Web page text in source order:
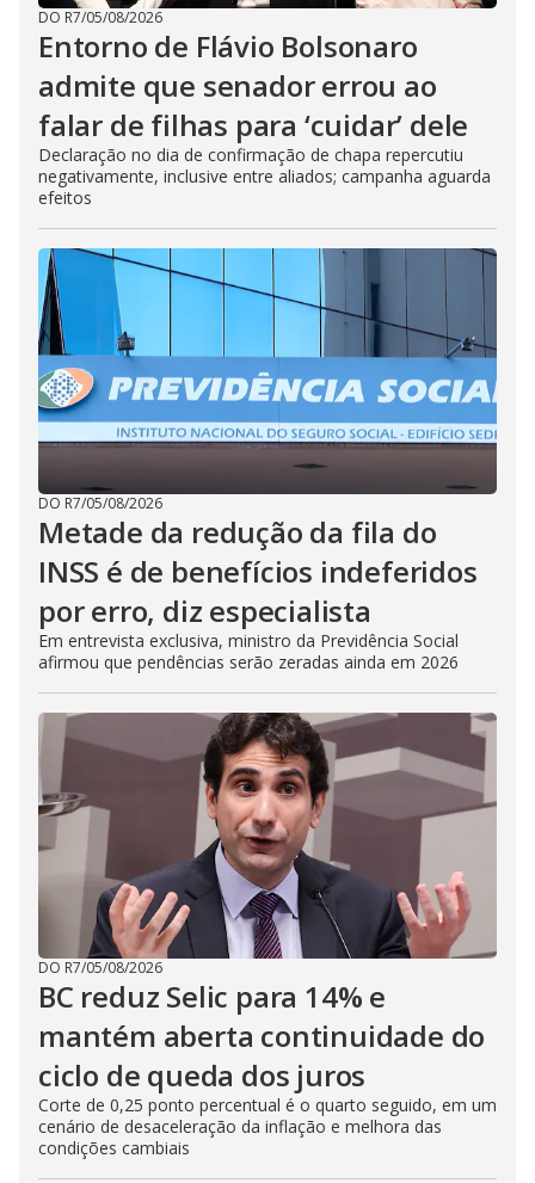
DO R7/05/08/2026
Entorno de Flávio Bolsonaro
admite que senador errou ao
falar de filhas para ‘cuidar’ dele
Declaração no dia de confirmação de chapa repercutiu
negativamente, inclusive entre aliados; campanha aguarda
efeitos
DO R7/05/08/2026
Metade da redução da fila do
INSS é de benefícios indeferidos
por erro, diz especialista
Em entrevista exclusiva, ministro da Previdência Social
afirmou que pendências serão zeradas ainda em 2026
DO R7/05/08/2026
BC reduz Selic para 14% e
mantém aberta continuidade do
ciclo de queda dos juros
Corte de 0,25 ponto percentual é o quarto seguido, em um
cenário de desaceleração da inflação e melhora das
condições cambiais